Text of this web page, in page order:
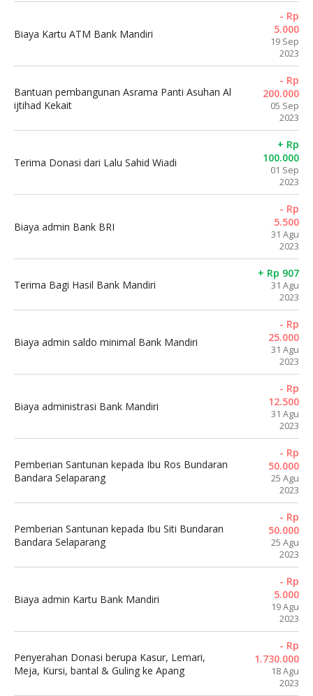
Biaya Kartu ATM Bank Mandiri
- Rp
5.000
19 Sep
2023
Bantuan pembangunan Asrama Panti Asuhan Al
ijtihad Kekait
- Rp
200.000
05 Sep
2023
Terima Donasi dari Lalu Sahid Wiadi
+ Rp
100.000
01 Sep
2023
Biaya admin Bank BRI
- Rp
5.500
31 Agu
2023
Terima Bagi Hasil Bank Mandiri
+ Rp 907
31 Agu
2023
Biaya admin saldo minimal Bank Mandiri
- Rp
25.000
31 Agu
2023
Biaya administrasi Bank Mandiri
- Rp
12.500
31 Agu
2023
Pemberian Santunan kepada Ibu Ros Bundaran
Bandara Selaparang
- Rp
50.000
25 Agu
2023
Pemberian Santunan kepada Ibu Siti Bundaran
Bandara Selaparang
- Rp
50.000
25 Agu
2023
Biaya admin Kartu Bank Mandiri
- Rp
5.000
19 Agu
2023
Penyerahan Donasi berupa Kasur, Lemari,
Meja, Kursi, bantal & Guling ke Apang
- Rp
1.730.000
18 Agu
2023